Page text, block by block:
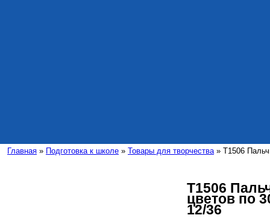
Главная » Подготовка к школе » Товары для творчества» T1506
T1506
цветов по
12/36